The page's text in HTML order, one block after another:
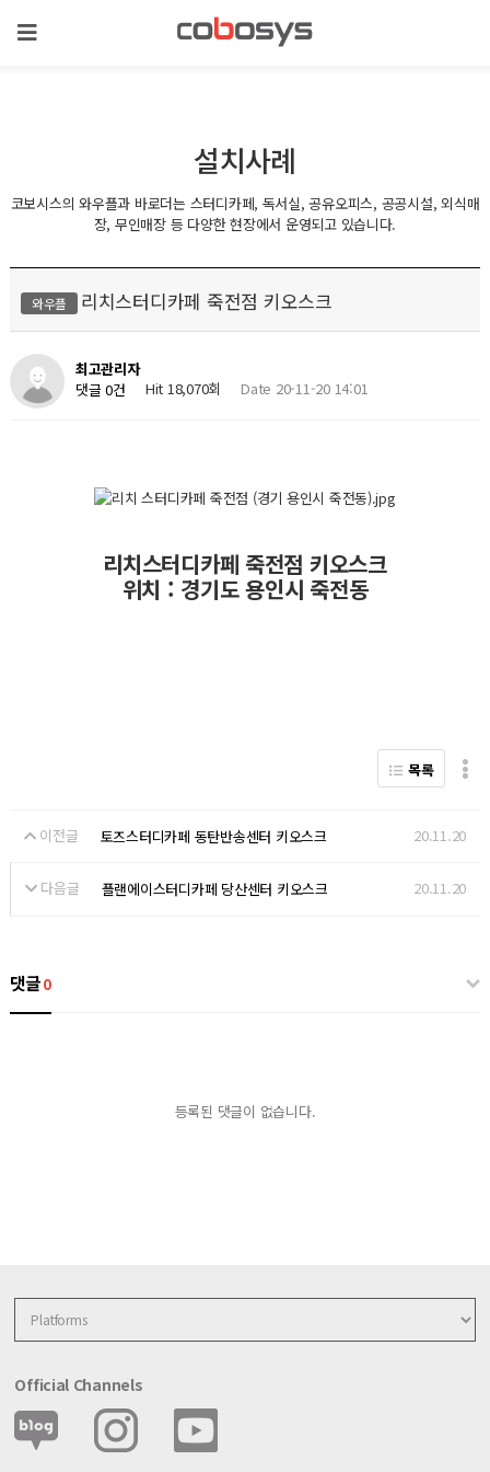
설치사례
코보시스의 와우플과 바로더는 스터디카페, 독서실, 공유오피스, 공공시설, 외식매
장, 무인매장 등 다양한 현장에서 운영되고 있습니다.
와우플 리치스터디카페 죽전점 키오스크
최고관리자
댓글 0건
Hit 18,070회 Date 20-11-20 14:01
리치스터디카페 죽전점 키오스크
위치 : 경기도 용인시 죽전동
목록
이전글 토즈스터디카페 동탄반송센터 키오스크 20.11.20
다음글 플랜에이스터디카페 당산센터 키오스크 20.11.20
댓글0
등록된 댓글이 없습니다.
Official Channels